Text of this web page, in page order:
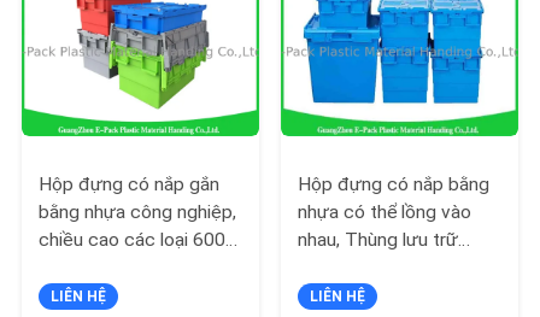
LIÊN
YÊU
CẦU
BÁO
GIÁ
Hộp đựng có nắp gắn
bằng nhựa công nghiệp,
chiều cao các loại 600 *
LIÊN HỆ
Hộp đựng có nắp bằng
nhựa có thể lồng vào
nhau, Thùng lưu trữ
LIÊN HỆ